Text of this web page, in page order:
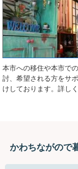
本市への移住や本市で
討、希望される方をサ
けしております。詳し
かわちながので